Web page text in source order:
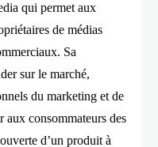
qui permet aux
de médias
Sa
sur le marché,
du marketing et de
consommateurs des
d’un produit à